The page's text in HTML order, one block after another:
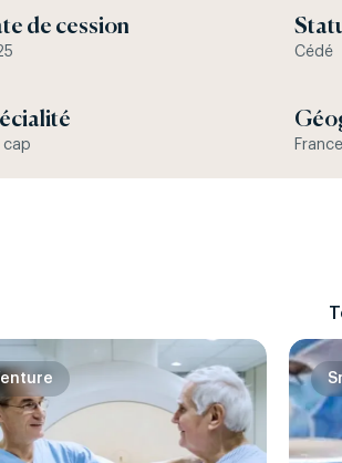
de cession
Cédé
cap France